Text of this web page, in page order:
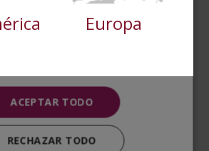
estrategias, sino que
de confianza y colaboración
MÁS INFORMACIÓN
Europa
no clasificadas
ACEPTAR TODO
RECHAZAR TODO